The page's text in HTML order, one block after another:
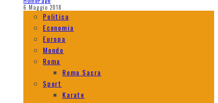
6 Maggio 2018
Politica
Economia
Europa
Mondo
Roma
Roma Sacra
Sport
Karate